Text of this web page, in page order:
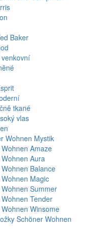
Baker
tkané
vlas
Wohnen Mystik
Amaze
Aura
Balance
Magic
Summer
Tender
Winsome
Schöner Wohnen